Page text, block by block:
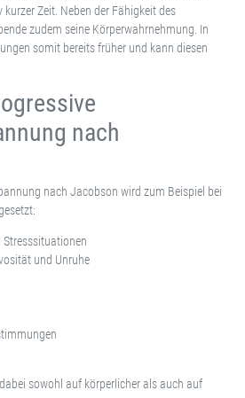
Zeit. Neben der Fähigkeit des
zudem seine Körperwahrnehmung. In
somit bereits früher und kann diesen
nach
nach Jacobson wird zum Beispiel bei
und Unruhe
sowohl auf körperlicher als auch auf